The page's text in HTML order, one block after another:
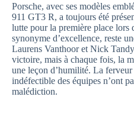
Porsche, avec ses modèles
911 GT3 R, a toujours été
lutte pour la première place lors
synonyme d’excellence, reste
Laurens Vanthoor et Nick
victoire, mais à chaque fois, la
une leçon d’humilité. La ferveur
indéfectible des équipes n’ont
malédiction.